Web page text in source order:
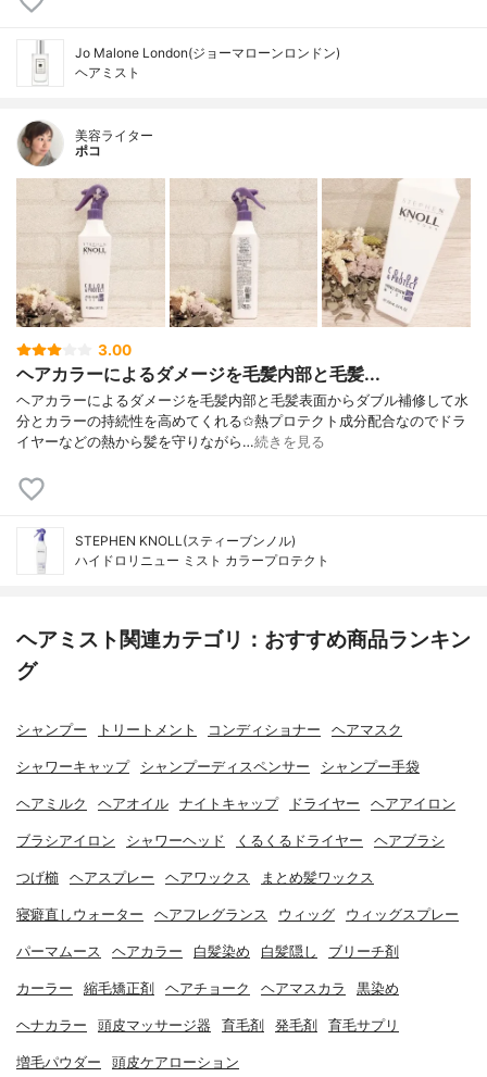
Jo Malone London(ジョーマローンロンドン)
ヘアミスト
美容ライター
ポコ
3.00
ヘアカラーによるダメージを毛髪内部と毛髪...
ヘアカラーによるダメージを毛髪内部と毛髪表面からダブル補修して水
分とカラーの持続性を高めてくれる✩熱プロテクト成分配合なのでドラ
イヤーなどの熱から髪を守りながら…続きを見る
STEPHEN KNOLL(スティーブンノル)
ハイドロリニュー ミスト カラープロテクト
ヘアミスト関連カテゴリ：おすすめ商品ランキン
グ
シャンプー トリートメント コンディショナー ヘアマスク
シャワーキャップ シャンプーディスペンサー シャンプー手袋
ヘアミルク ヘアオイル ナイトキャップ ドライヤー ヘアアイロン
ブラシアイロン シャワーヘッド くるくるドライヤー ヘアブラシ
つげ櫛 ヘアスプレー ヘアワックス まとめ髪ワックス
寝癖直しウォーター ヘアフレグランス ウィッグ ウィッグスプレー
パーマムース ヘアカラー 白髪染め 白髪隠し ブリーチ剤
カーラー 縮毛矯正剤 ヘアチョーク ヘアマスカラ 黒染め
ヘナカラー 頭皮マッサージ器 育毛剤 発毛剤 育毛サプリ
増毛パウダー 頭皮ケアローション